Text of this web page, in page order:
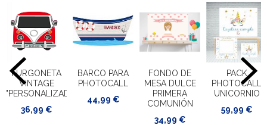
FURGONETA
VINTAGE
"PERSONALIZADA"
36,99 €
BARCO PARA
PHOTOCALL
44,99 €
FONDO DE
MESA DULCE
PRIMERA
COMUNIÓN
34,99 €
PACK
PHOTOCALL
UNICORNIO
59,99 €